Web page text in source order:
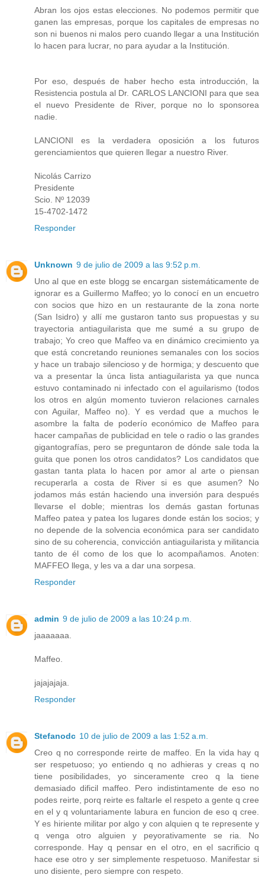
Abran los ojos estas elecciones. No podemos permitir que
ganen las empresas, porque los capitales de empresas no
son ni buenos ni malos pero cuando llegar a una Institución
lo hacen para lucrar, no para ayudar a la Institución.
Por eso, después de haber hecho esta introducción, la
Resistencia postula al Dr. CARLOS LANCIONI para que sea
el nuevo Presidente de River, porque no lo sponsorea
nadie.
LANCIONI es la verdadera oposición a los futuros
gerenciamientos que quieren llegar a nuestro River.
Nicolás Carrizo
Presidente
Scio. Nº 12039
15-4702-1472
Responder
Unknown 9 de julio de 2009 a las 9:52 p.m.
Uno al que en este blogg se encargan sistemáticamente de
ignorar es a Guillermo Maffeo; yo lo conocí en un encuetro
con socios que hizo en un restaurante de la zona norte
(San Isidro) y allí me gustaron tanto sus propuestas y su
trayectoria antiaguilarista que me sumé a su grupo de
trabajo; Yo creo que Maffeo va en dinámico crecimiento ya
que está concretando reuniones semanales con los socios
y hace un trabajo silencioso y de hormiga; y descuento que
va a presentar la únca lista antiaguilarista ya que nunca
estuvo contaminado ni infectado con el aguilarismo (todos
los otros en algún momento tuvieron relaciones carnales
con Aguilar, Maffeo no). Y es verdad que a muchos le
asombre la falta de poderío económico de Maffeo para
hacer campañas de publicidad en tele o radio o las grandes
gigantografías, pero se preguntaron de dónde sale toda la
guita que ponen los otros candidatos? Los candidatos que
gastan tanta plata lo hacen por amor al arte o piensan
recuperarla a costa de River si es que asumen? No
jodamos más están haciendo una inversión para después
llevarse el doble; mientras los demás gastan fortunas
Maffeo patea y patea los lugares donde están los socios; y
no depende de la solvencia económica para ser candidato
sino de su coherencia, convicción antiaguilarista y militancia
tanto de él como de los que lo acompañamos. Anoten:
MAFFEO llega, y les va a dar una sorpesa.
Responder
admin 9 de julio de 2009 a las 10:24 p.m.
jaaaaaaa.
Maffeo.
jajajajaja.
Responder
Stefanodc 10 de julio de 2009 a las 1:52 a.m.
Creo q no corresponde reirte de maffeo. En la vida hay q
ser respetuoso; yo entiendo q no adhieras y creas q no
tiene posibilidades, yo sinceramente creo q la tiene
demasiado dificil maffeo. Pero indistintamente de eso no
podes reirte, porq reirte es faltarle el respeto a gente q cree
en el y q voluntariamente labura en funcion de eso q cree.
Y es hiriente militar por algo y con alquien q te represente y
q venga otro alguien y peyorativamente se ria. No
corresponde. Hay q pensar en el otro, en el sacrificio q
hace ese otro y ser simplemente respetuoso. Manifestar si
uno disiente, pero siempre con respeto.